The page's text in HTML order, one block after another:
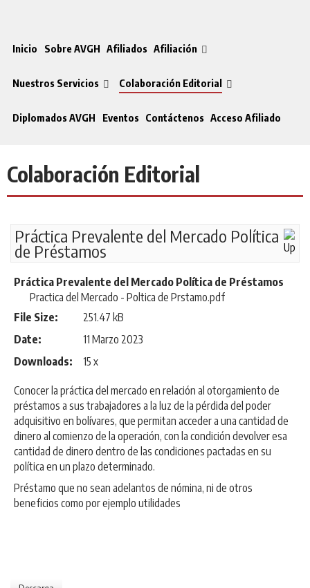
Inicio Sobre AVGH Afiliados Afiliación
Nuestros Servicios Colaboración Editorial
Diplomados AVGH Eventos Contáctenos Acceso Afiliado
Colaboración Editorial
Práctica Prevalente del Mercado Política
de Préstamos
Práctica Prevalente del Mercado Política de Préstamos
Practica del Mercado - Poltica de Prstamo.pdf
File Size:
251.47 kB
Date:
11 Marzo 2023
Downloads:
15 x
Conocer la práctica del mercado en relación al otorgamiento de
préstamos a sus trabajadores a la luz de la pérdida del poder
adquisitivo en bolívares, que permitan acceder a una cantidad de
dinero al comienzo de la operación, con la condición devolver esa
cantidad de dinero dentro de las condiciones pactadas en su
política en un plazo determinado.
Préstamo que no sean adelantos de nómina, ni de otros
beneficios como por ejemplo utilidades